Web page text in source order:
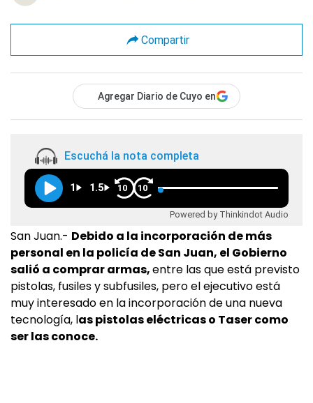
Compartir
Agregar Diario de Cuyo en
Escuchá la nota completa
1 1.5 10 10
Powered by Thinkindot Audio
San Juan.- Debido a la incorporación de más
personal en la policía de San Juan, el Gobierno
salió a comprar armas,entre las que está previsto
pistolas, fusiles y subfusiles, pero el ejecutivo está
muy interesado en la incorporación de una nueva
tecnología, las pistolas eléctricas o Taser como
ser las conoce.